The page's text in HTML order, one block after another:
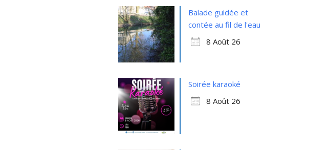
Balade guidée et
contée au fil de l'eau
8 Août 26
Soirée karaoké
8 Août 26